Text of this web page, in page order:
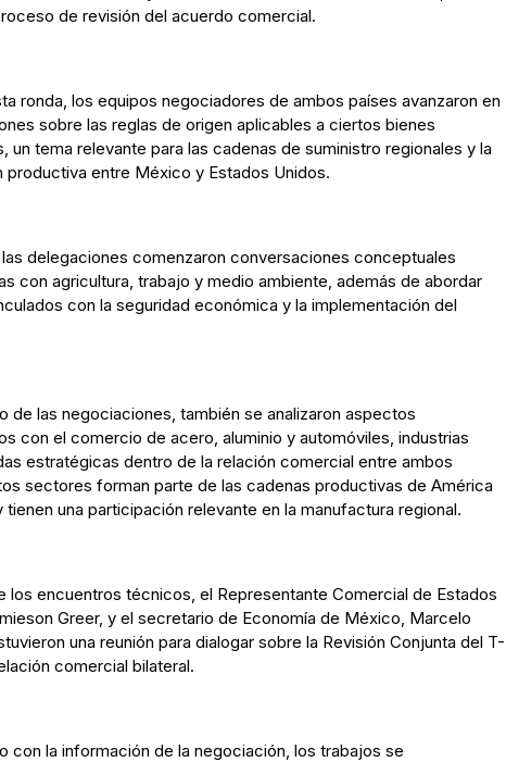
de revisión del acuerdo comercial.
ronda, los equipos negociadores de ambos países avanzaron en
sobre las reglas de origen aplicables a ciertos bienes
un tema relevante para las cadenas de suministro regionales y la
productiva entre México y Estados Unidos.
delegaciones comenzaron conversaciones conceptuales
con agricultura, trabajo y medio ambiente, además de abordar
con la seguridad económica y la implementación del
de las negociaciones, también se analizaron aspectos
con el comercio de acero, aluminio y automóviles, industrias
estratégicas dentro de la relación comercial entre ambos
sectores forman parte de las cadenas productivas de América
tienen una participación relevante en la manufactura regional.
los encuentros técnicos, el Representante Comercial de Estados
Greer, y el secretario de Economía de México, Marcelo
una reunión para dialogar sobre la Revisión Conjunta del T-
comercial bilateral.
con la información de la negociación, los trabajos se